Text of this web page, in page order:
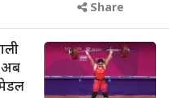
Share
अब